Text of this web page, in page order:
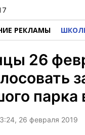
РЕКЛАМЫ
26
парка
26 февраля 2019